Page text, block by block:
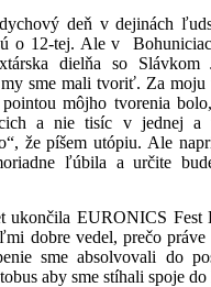
deň v dejinách
o 12-tej. Ale v
dielňa so Slávkom
sme mali tvoriť. Za moju
môjho tvorenia
a nie tisíc v jednej a
že píšem utópiu. Ale
ľúbila a určite
ukončila EURONICS Fest
dobre vedel, prečo
sme absolvovali do
aby sme stíhali spoje